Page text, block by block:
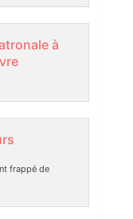
à
frappé de